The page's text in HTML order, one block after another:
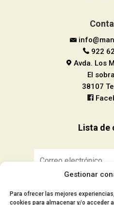
Gestionar
Para ofrecer las mejores
cookies para almacenar y/o acceder
922
Avda. Los
El
38107
Lista de